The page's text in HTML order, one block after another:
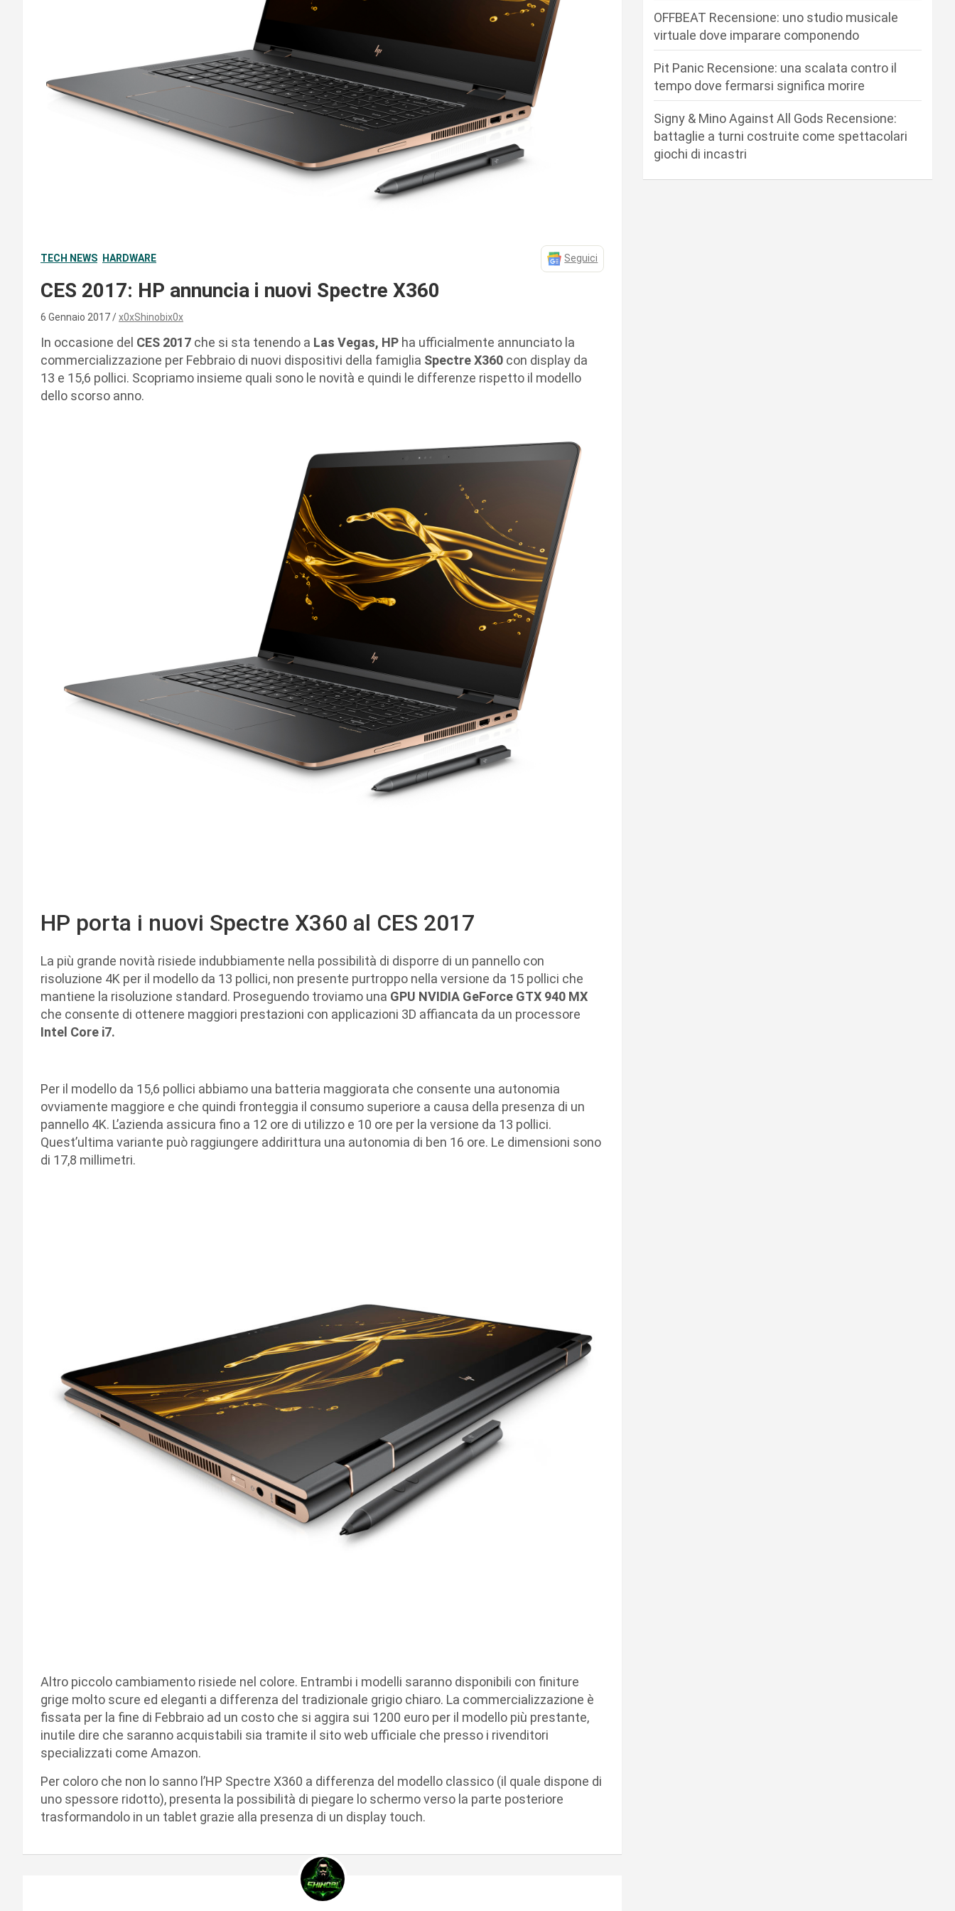
TECH NEWS HARDWARE Seguici
CES 2017: HP annuncia i nuovi Spectre X360
6 Gennaio 2017 x0xShinobix0x
In occasione del CES 2017 che si sta tenendo a Las Vegas, HP ha ufficialmente annunciato la
commercializzazione per Febbraio di nuovi dispositivi della famiglia Spectre X360 con display da
13 e 15,6 pollici. Scopriamo insieme quali sono le novità e quindi le differenze rispetto il modello
dello scorso anno.
HP porta i nuovi Spectre X360 al CES 2017
La più grande novità risiede indubbiamente nella possibilità di disporre di un pannello con
risoluzione 4K per il modello da 13 pollici, non presente purtroppo nella versione da 15 pollici che
mantiene la risoluzione standard. Proseguendo troviamo una GPU NVIDIA GeForce GTX 940 MX
che consente di ottenere maggiori prestazioni con applicazioni 3D affiancata da un processore
Intel Core i7.
Per il modello da 15,6 pollici abbiamo una batteria maggiorata che consente una autonomia
ovviamente maggiore e che quindi fronteggia il consumo superiore a causa della presenza di un
pannello 4K. L’azienda assicura fino a 12 ore di utilizzo e 10 ore per la versione da 13 pollici.
Quest’ultima variante può raggiungere addirittura una autonomia di ben 16 ore. Le dimensioni sono
di 17,8 millimetri.
Altro piccolo cambiamento risiede nel colore. Entrambi i modelli saranno disponibili con finiture
grige molto scure ed eleganti a differenza del tradizionale grigio chiaro. La commercializzazione è
fissata per la fine di Febbraio ad un costo che si aggira sui 1200 euro per il modello più prestante,
inutile dire che saranno acquistabili sia tramite il sito web ufficiale che presso i rivenditori
specializzati come Amazon.
Per coloro che non lo sanno l’HP Spectre X360 a differenza del modello classico (il quale dispone di
uno spessore ridotto), presenta la possibilità di piegare lo schermo verso la parte posteriore
trasformandolo in un tablet grazie alla presenza di un display touch.
OFFBEAT Recensione: uno studio musicale
virtuale dove imparare componendo
Pit Panic Recensione: una scalata contro il
tempo dove fermarsi significa morire
Signy & Mino Against All Gods Recensione:
battaglie a turni costruite come spettacolari
giochi di incastri